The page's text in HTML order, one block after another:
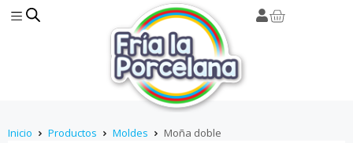
Inicio Productos Moldes Moña doble